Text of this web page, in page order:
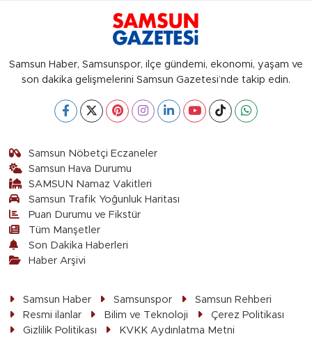
Samsun Haber, Samsunspor, ilçe gündemi, ekonomi, yaşam ve
son dakika gelişmelerini Samsun Gazetesi’nde takip edin.
Samsun Nöbetçi Eczaneler
Samsun Hava Durumu
SAMSUN Namaz Vakitleri
Samsun Trafik Yoğunluk Haritası
Puan Durumu ve Fikstür
Tüm Manşetler
Son Dakika Haberleri
Haber Arşivi
Samsun Haber Samsunspor
Samsun Rehberi
Resmi ilanlar
Bilim ve Teknoloji
Çerez Politikası
Gizlilik Politikası
KVKK Aydınlatma Metni